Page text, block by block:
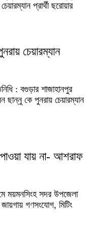
প্রার্থী ছরোয়ার
চেয়ারম্যান
: বগুড়ার শাজাহানপুর
ছান্নু কে পুনরায় চেয়ারম্যান
যায় না- আশরাফ
ময়মনসিংহ সদর উপজেলা
গণসংযোগ, মিটিং